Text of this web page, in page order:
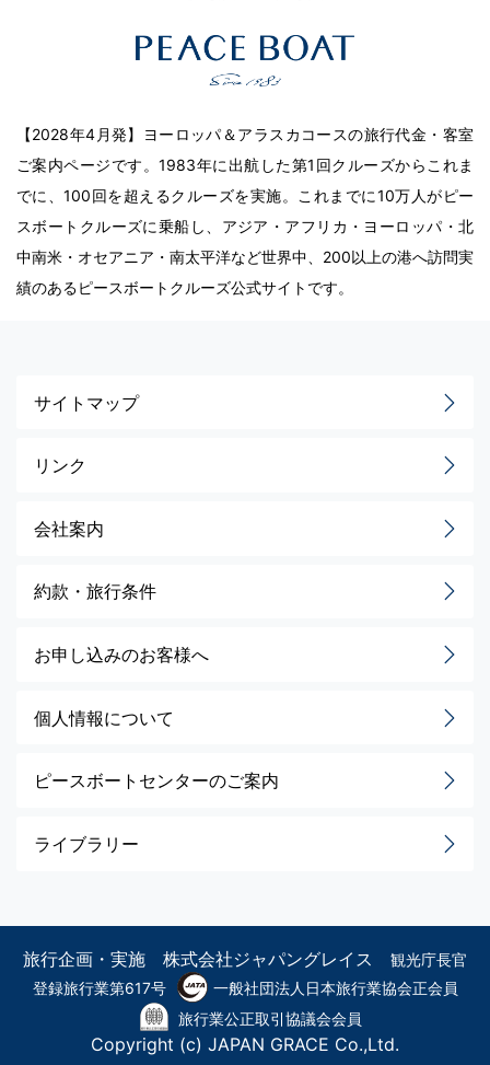
【2028年4月発】ヨーロッパ＆アラスカコースの旅行代金・客室
ご案内ページです。1983年に出航した第1回クルーズからこれま
でに、100回を超えるクルーズを実施。これまでに10万人がピー
スボートクルーズに乗船し、アジア・アフリカ・ヨーロッパ・北
中南米・オセアニア・南太平洋など世界中、200以上の港へ訪問実
績のあるピースボートクルーズ公式サイトです。
サイトマップ
リンク
会社案内
約款・旅行条件
お申し込みのお客様へ
個人情報について
ピースボートセンターのご案内
ライブラリー
旅行企画・実施 株式会社ジャパングレイス 観光庁長官
登録旅行業第617号
一般社団法人日本旅行業協会正会員
旅行業公正取引協議会会員
Copyright (c) JAPAN GRACE Co.,Ltd.